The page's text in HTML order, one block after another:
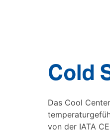
Cold
Das Cool
von der IATA